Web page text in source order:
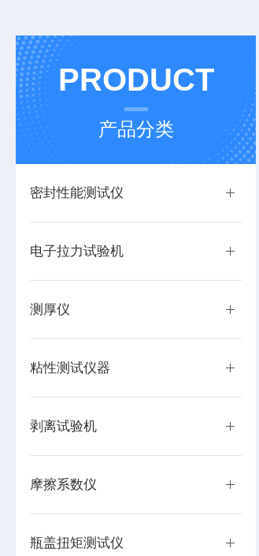
PRODUCT
产品分类
密封性能测试仪
电子拉力试验机
测厚仪
粘性测试仪器
剥离试验机
摩擦系数仪
瓶盖扭矩测试仪